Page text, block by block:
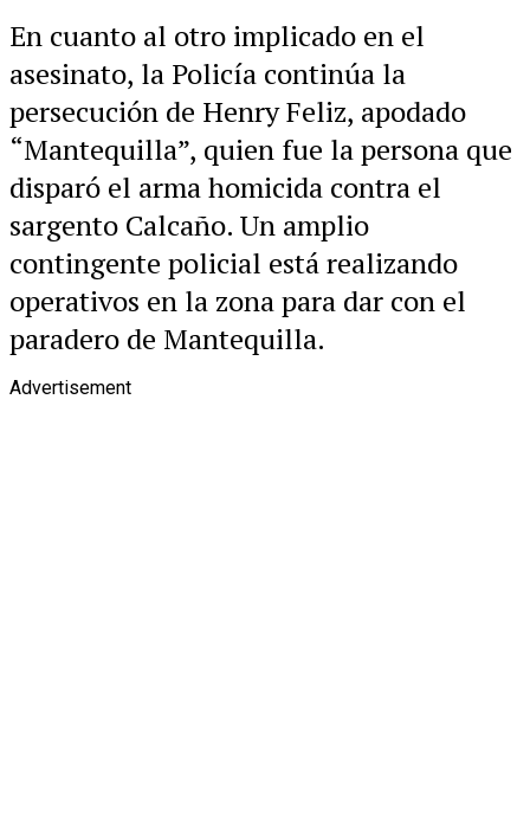
En cuanto al otro implicado en el
asesinato, la Policía continúa la
persecución de Henry Feliz, apodado
“Mantequilla”, quien fue la persona que
disparó el arma homicida contra el
sargento Calcaño. Un amplio
contingente policial está realizando
operativos en la zona para dar con el
paradero de Mantequilla.
Advertisement